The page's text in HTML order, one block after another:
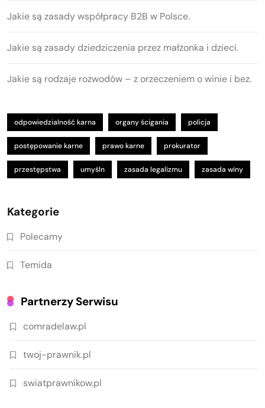
Jakie są zasady współpracy B2B w Polsce.
Jakie są zasady dziedziczenia przez małżonka i dzieci.
Jakie są rodzaje rozwodów – z orzeczeniem o winie i bez.
odpowiedzialność karna organy ścigania policja
postępowanie karne prawo karne prokurator
przestępstwa umyśln zasada legalizmu zasada winy
Kategorie
Polecamy
Temida
Partnerzy Serwisu
comradelaw.pl
twoj-prawnik.pl
swiatprawnikow.pl